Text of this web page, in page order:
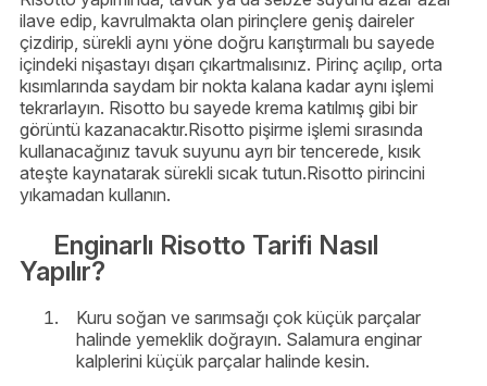
ilave edip, kavrulmakta olan pirinçlere geniş daireler
çizdirip, sürekli aynı yöne doğru karıştırmalı bu sayede
içindeki nişastayı dışarı çıkartmalısınız. Pirinç açılıp, orta
kısımlarında saydam bir nokta kalana kadar aynı işlemi
tekrarlayın. Risotto bu sayede krema katılmış gibi bir
görüntü kazanacaktır.Risotto pişirme işlemi sırasında
kullanacağınız tavuk suyunu ayrı bir tencerede, kısık
ateşte kaynatarak sürekli sıcak tutun.Risotto pirincini
yıkamadan kullanın.
Enginarlı Risotto Tarifi Nasıl
Yapılır?
Kuru soğan ve sarımsağı çok küçük parçalar
halinde yemeklik doğrayın. Salamura enginar
kalplerini küçük parçalar halinde kesin.